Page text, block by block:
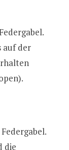
auf der
die